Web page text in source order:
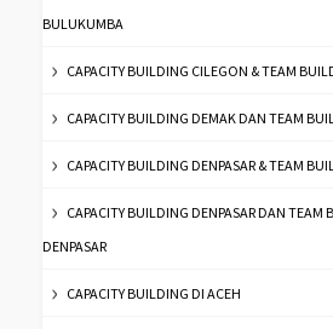
BULUKUMBA
CAPACITY BUILDING CILEGON & TEAM
CAPACITY BUILDING DEMAK DAN TEAM
CAPACITY BUILDING DENPASAR & TEAM
CAPACITY BUILDING DENPASAR DAN TEAM
DENPASAR
CAPACITY BUILDING DI ACEH